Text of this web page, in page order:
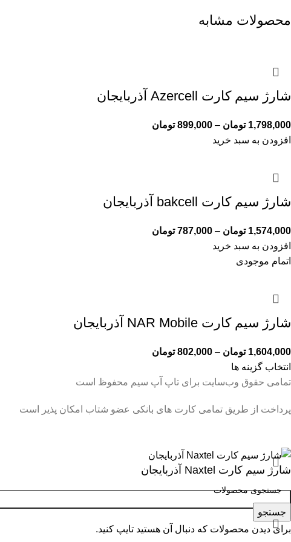
محصولات مشابه
شارژ سیم کارت Azercell آذربایجان
1,798,000 تومان –
899,000 تومان
افزودن به سبد خرید
شارژ سیم کارت bakcell آذربایجان
1,574,000 تومان –
787,000 تومان
افزودن به سبد خرید
اتمام موجودی
شارژ سیم کارت NAR Mobile آذربایجان
1,604,000 تومان –
802,000 تومان
انتخاب گزینه ها
تمامی حقوق وب‌سایت برای تاپ آپ سیم محفوظ است
پرداخت از طریق تمامی کارت های بانکی عضو شتاب امکان پذیر است
جستجو
برای دیدن محصولات که دنبال آن هستید تایپ کنید.
شارژ سیم کارت Naxtel آذربایجان